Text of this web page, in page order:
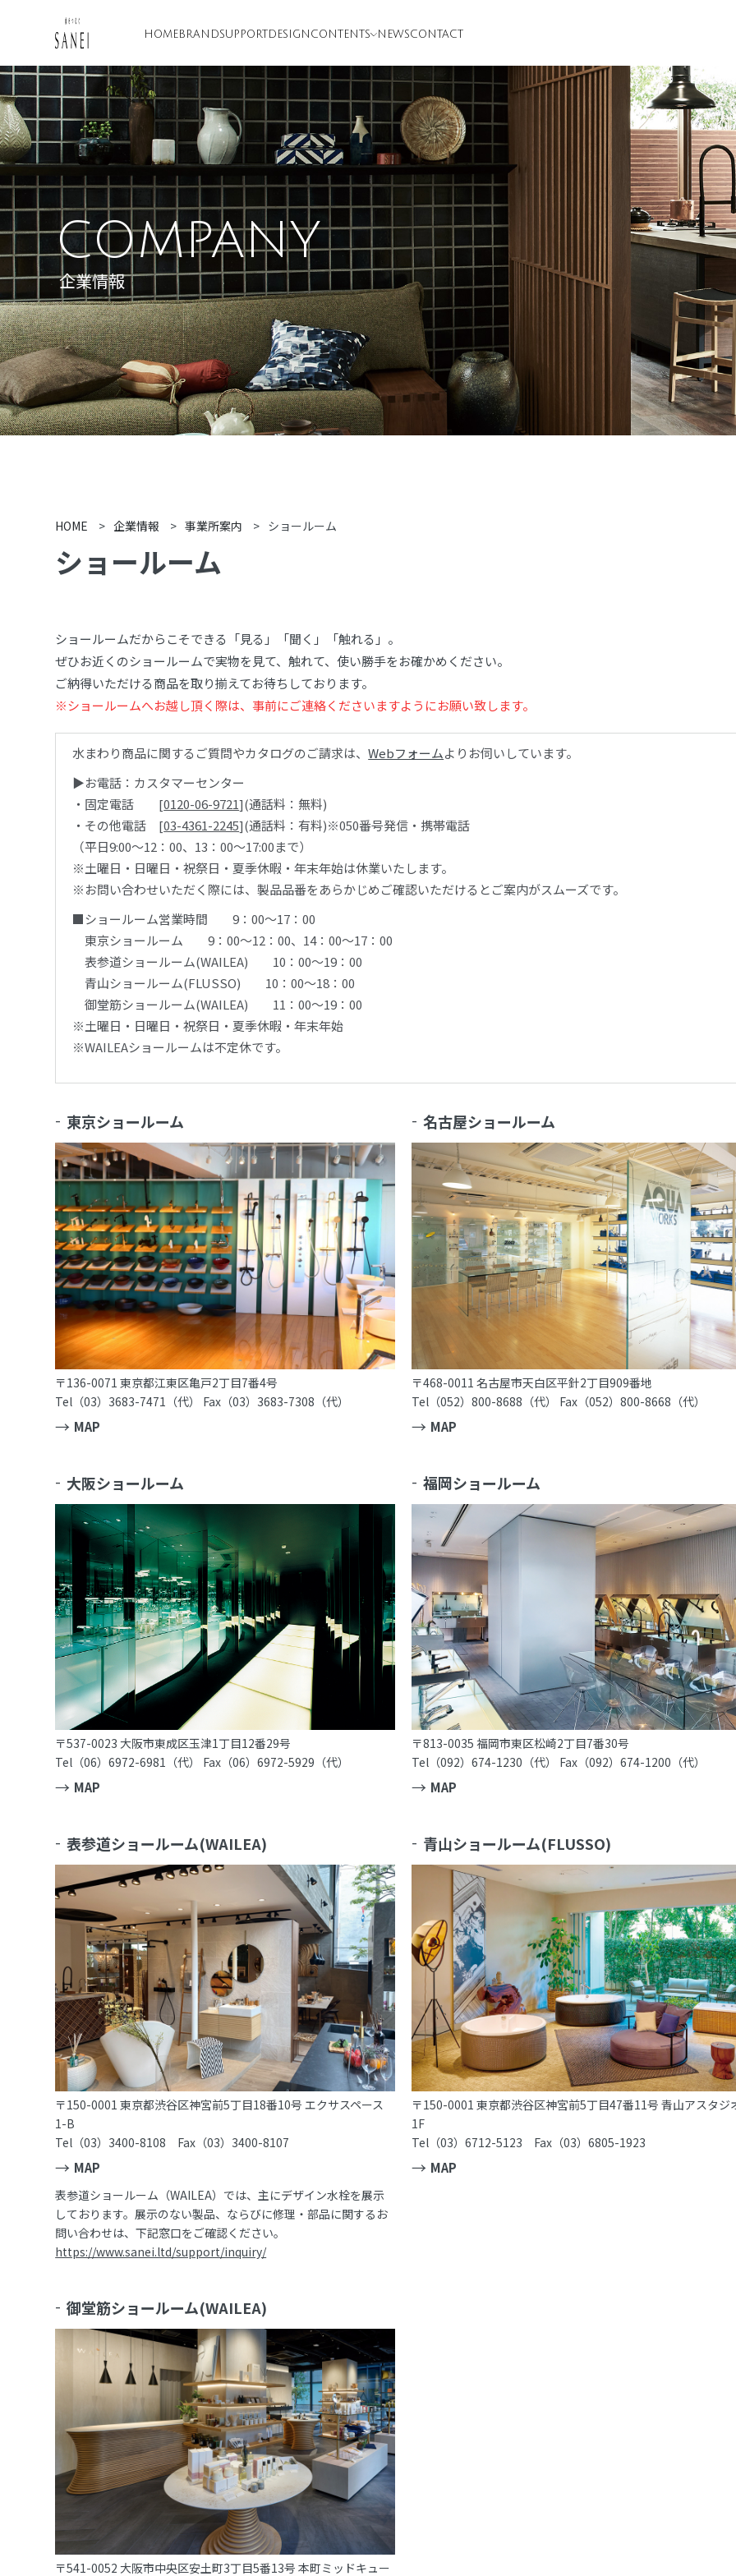
HOME BRANDSUPPORT DESIGN CONTENTS NEWSCONTACT
COMPANY
企業情報
HOME > 企業情報 > 事業所案内 > ショールーム
ショールーム
ショールームだからこそできる「見る」「聞く」「触れる」。
ぜひお近くのショールームで実物を見て、触れて、使い勝手をお確かめください。
ご納得いただける商品を取り揃えてお待ちしております。
※ショールームへお越し頂く際は、事前にご連絡くださいますようにお願い致します。
水まわり商品に関するご質問やカタログのご請求は、Webフォームよりお伺いしています。
▶お電話：カスタマーセンター
・固定電話 [0120-06-9721](通話料：無料)
・その他電話 [03-4361-2245](通話料：有料)※050番号発信・携帯電話
（平日9:00～12：00、13：00～17:00まで）
※土曜日・日曜日・祝祭日・夏季休暇・年末年始は休業いたします。
※お問い合わせいただく際には、製品品番をあらかじめご確認いただけるとご案内がスムーズです。
■ショールーム営業時間 9：00～17：00
東京ショールーム 9：00〜12：00、14：00〜17：00
表参道ショールーム(WAILEA) 10：00～19：00
青山ショールーム(FLUSSO) 10：00～18：00
御堂筋ショールーム(WAILEA) 11：00～19：00
※土曜日・日曜日・祝祭日・夏季休暇・年末年始
※WAILEAショールームは不定休です。
東京ショールーム
〒136-0071 東京都江東区亀戸2丁目7番4号
Tel（03）3683-7471（代） Fax（03）3683-7308（代）
MAP
名古屋ショールーム
〒468-0011 名古屋市天白区平針2丁目909番地
Tel（052）800-8688（代） Fax（052）800-8668（代）
MAP
大阪ショールーム
〒537-0023 大阪市東成区玉津1丁目12番29号
Tel（06）6972-6981（代） Fax（06）6972-5929（代）
MAP
福岡ショールーム
〒813-0035 福岡市東区松崎2丁目7番30号
Tel（092）674-1230（代） Fax（092）674-1200（代）
MAP
表参道ショールーム(WAILEA)
〒150-0001 東京都渋谷区神宮前5丁目18番10号 エクサスペース
1-B
Tel（03）3400-8108 Fax（03）3400-8107
MAP
表参道ショールーム（WAILEA）では、主にデザイン水栓を展示
しております。展示のない製品、ならびに修理・部品に関するお
問い合わせは、下記窓口をご確認ください。
https://www.sanei.ltd/support/inquiry/
青山ショールーム(FLUSSO)
〒150-0001 東京都渋谷区神宮前5丁目47番11号 青山アスタジ
1F
Tel（03）6712-5123 Fax（03）6805-1923
MAP
御堂筋ショールーム(WAILEA)
〒541-0052 大阪市中央区安土町3丁目5番13号 本町ミッドキュー